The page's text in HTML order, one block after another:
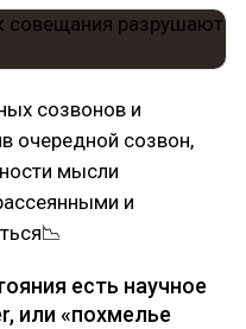
созвонов и
очередной созвон,
мысли
и
есть научное
или «похмелье